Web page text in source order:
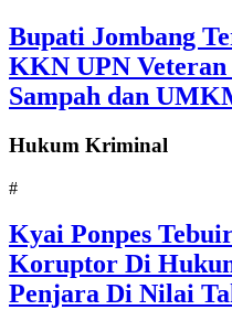
Bupati Jombang
KKN UPN
Sampah dan
Hukum Kriminal
#
Kyai Ponpes
Koruptor Di
Penjara Di Nilai